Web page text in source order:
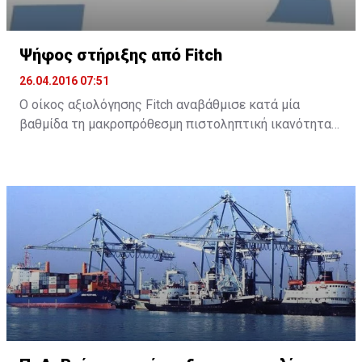
Ψήφος στήριξης από Fitch
26.04.2016 07:51
Ο οίκος αξιολόγησης Fitch αναβάθμισε κατά μία
βαθμίδα τη μακροπρόθεσμη πιστοληπτική ικανότητα
Συγκεκριμένα, ο Fitch ανακοίνωσε ότι αναβάθμισε την
Τράπεζα Κύπρου στο B- από CCC και την Ελληνική σε B
από B-.
Σύμφωνα με την ανακοίνωσή του, ο οίκος αναμένει
πως «κάποια βελτίωση στο οικονομικό περιβάλλον
στην Κύπρο και η εφαρμογή των μεταρρυθμίσεων του
πλαισίου αφερεγγυότητας θα στηρίξει τις
προσπάθειες εγχώριων τραπεζών να διαχειριστούν